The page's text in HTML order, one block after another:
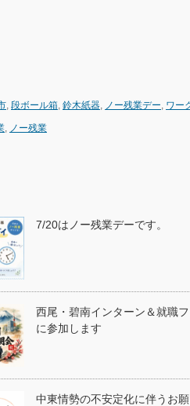
, 段ボール箱, 鈴木紙器, ノー残業デー, ワー
, ノー残業
7/20はノー残業デーです。
西尾・碧南インターン＆就職
に参加します
中東情勢の不安定化に伴うお